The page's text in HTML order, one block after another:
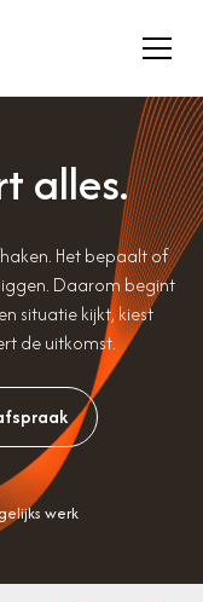
Actief in 20+ landen
alles.
Het bepaalt of
Daarom begint
situatie kijkt, kiest
de uitkomst.
werk